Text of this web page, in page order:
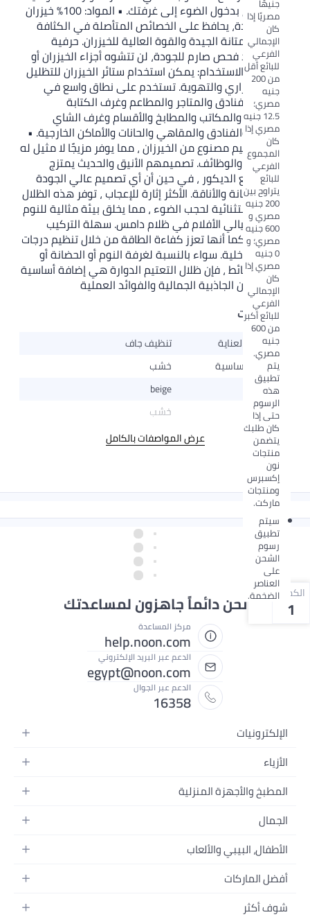
مصريًا إذا
كان
الإجمالي
الفرعي
للبائع أقل
من 200
جنيه
مصري؛
12.5 جنيه
مصري إذا
كان
المجموع
الفرعي
للبائع
يتراوح بين
200 جنيه
مصري و
600 جنيه
مصري؛ و
0 جنيه
مصري إذا
كان
الإجمالي
الفرعي
للبائع أكبر
من 600
جنيه
مصري.
يتم
تطبيق
هذه
الرسوم
حتى إذا
كان طلبك
يتضمن
منتجات
نون
إكسبرس
ومنتجات
ماركت.
سيتم
تطبيق
رسوم
الشحن
على
العناصر
الضخمة.
مع السماح بدخول الضوء إلى غرفتك. • المواد: 100% خيزران
عالي الجودة، يحافظ على الخصائص المتأصلة في الكثافة
العالية والمتانة الجيدة والقوة العالية للخيزران. حرفية
فريدة، بعد فحص صارم للجودة، لن تتشوه أجزاء الخيزران أو
تتشقق. • الاستخدام: يمكن استخدام ستائر الخيزران للتظليل
والعزل الحراري والتهوية. تستخدم على نطاق واسع في
المنازل والفنادق والمتاجر والمطاعم وغرف الكتابة
والمكتبات والمكاتب والمطابخ والأقسام وغرف الشاي
والنوادي والفنادق والمقاهي والحانات والأماكن الخارجية. •
ستائر التعتيم مصنوع من الخيرزان ، مما يوفر مزيجًا لا مثيل له
من الأناقة والوظائف. تصميمهم الأنيق والحديث يمتزج
بسلاسة مع الديكور ، في حين أن أي تصميم عالي الجودة
يضمن المتانة والأناقة. الأكثر إثارة للإعجاب ، توفر هذه الظلال
إمكانات استثنائية لحجب الضوء ، مما يخلق بيئة مثالية للنوم
المريح أو ليالي الأفلام في ظلام دامس. سهلة التركيب
والصيانة ، كما أنها تعزز كفاءة الطاقة من خلال تنظيم درجات
الحرارة الداخلية. سواء بالنسبة لغرفة النوم أو الحضانة أو
غرفة الوسائط ، فإن ظلال التعتيم الدوارة هي إضافة أساسية
توفر كل من الجاذبية الجمالية والفوائد العملية
المواصفات
تعليمات العناية
تنظيف جاف
المواد الأساسية
خشب
اللون
beige
الخارجي
خشب
عرض المواصفات بالكامل
الكمية
1 نحن دائماً جاهزون لمساعدتك
مركز المساعدة
help.noon.com
الدعم عبر البريد الإلكتروني
egypt@noon.com
الدعم عبر الجوال
16358
الإلكترونيات
الهواتف المتحركة
أجهزة الكمبيوتر المحمولة
الأجهزة المنزلية
التلفزيونات
سماعات الرأس
ألعاب الفيديو
الأزياء
أزياء نسائية
أزياء البنات
أزياء الأولاد
ساعات يد للنساء
النظارات
المطبخ والأجهزة المنزلية
المطبخ وأدوات الطعام
مستلزمات الحمام
ديكورات المنازل
الجمال
العطور النسائية
المكياج
العناية بالشعر
الأطفال، البيبي والألعاب
عربات الأطفال وإكسسواراتها
أفضل الماركات
أبل
شوف أكثر